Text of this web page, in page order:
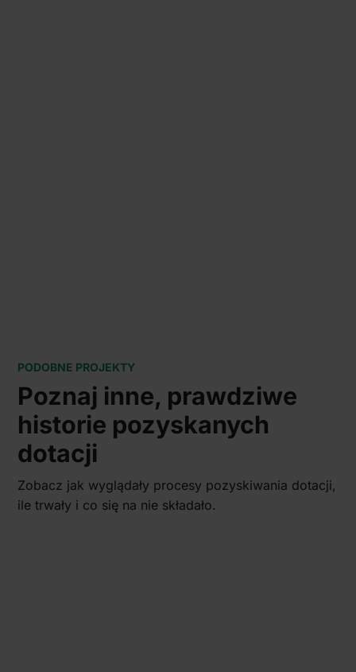
PODOBNE PROJEKTY
Poznaj inne, prawdziwe
historie pozyskanych
dotacji
Zobacz jak wyglądały procesy pozyskiwania dotacji,
ile trwały i co się na nie składało.